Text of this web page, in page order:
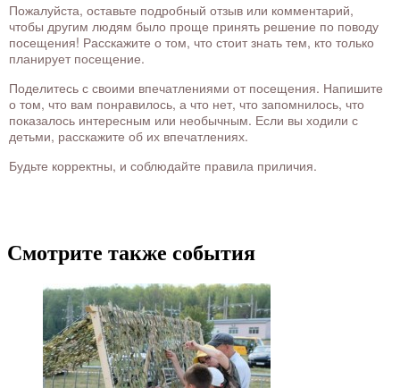
Пожалуйста, оставьте подробный отзыв или комментарий,
чтобы другим людям было проще принять решение по поводу
посещения! Расскажите о том, что стоит знать тем, кто только
планирует посещение.
Поделитесь с своими впечатлениями от посещения. Напишите
о том, что вам понравилось, а что нет, что запомнилось, что
показалось интересным или необычным. Если вы ходили с
детьми, расскажите об их впечатлениях.
Будьте корректны, и соблюдайте правила приличия.
Смотрите также события